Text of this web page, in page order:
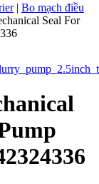
| Bo mạch điều
Seal For